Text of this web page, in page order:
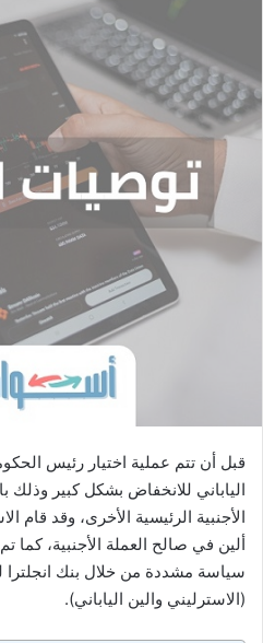
قبل أن تتم عملية اختيار رئيس
الياباني للانخفاض بشكل كبير وذلك
الأجنبية الرئيسية الأخرى، وقد قام
ألين في صالح العملة الأجنبية، كما
سياسة مشددة من خلال بنك انجلترا
(الاسترليني والين الياباني).